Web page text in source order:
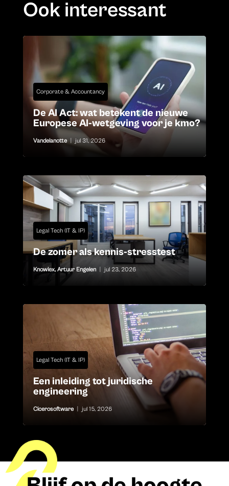
Ook interessant
Corporate & Accountancy
De AI Act: wat betekent de nieuwe
Europese AI-wetgeving voor je kmo?
Vandelanotte | jul 31, 2026
Legal Tech (IT & IP)
De zomer als kennis-stresstest
Knowlex, Artuur Engelen jul 23, 2026
Legal Tech (IT & IP)
Een inleiding tot juridische
engineering
Cicerosoftware jul 15, 2026